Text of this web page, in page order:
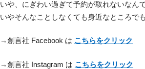
いや、にぎわい過ぎて予約が取れないなん
いやそんなことしなくても身近なところで
→創言社 Facebook は こちらをクリ ック
→創言社 Instagram は こ ちらをクリック